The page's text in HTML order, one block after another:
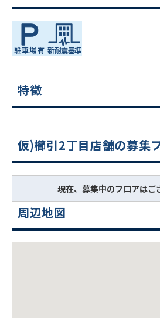
特徴
仮)櫛引2丁目店舗の募集
現在、募集中のフロアはご
周辺地図